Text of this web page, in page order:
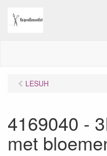
LESUH
4169040 -
met